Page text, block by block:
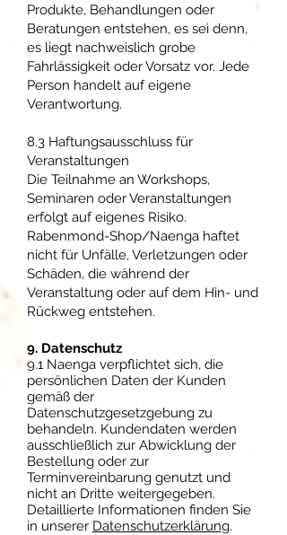
Produkte, Behandlungen oder
Beratungen entstehen, es sei denn,
es liegt nachweislich grobe
Fahrlässigkeit oder Vorsatz vor. Jede
Person handelt auf eigene
Verantwortung.
8.3 Haftungsausschluss für
Veranstaltungen
Die Teilnahme an Workshops,
Seminaren oder Veranstaltungen
erfolgt auf eigenes Risiko.
Rabenmond-Shop/Naenga haftet
nicht für Unfälle, Verletzungen oder
Schäden, die während der
Veranstaltung oder auf dem Hin- und
Rückweg entstehen.
9. Datenschutz
9.1 Naenga verpflichtet sich, die
persönlichen Daten der Kunden
gemäß der
Datenschutzgesetzgebung zu
behandeln. Kundendaten werden
ausschließlich zur Abwicklung der
Bestellung oder zur
Terminvereinbarung genutzt und
nicht an Dritte weitergegeben.
Detaillierte Informationen finden Sie
in unserer Datenschutzerklärung.